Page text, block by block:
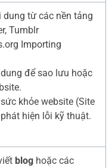
dung từ các nền tảng
Tumblr
Importing
để sao lưu hoặc
khỏe website (Site
hiện lỗi kỹ thuật.
blog hoặc các